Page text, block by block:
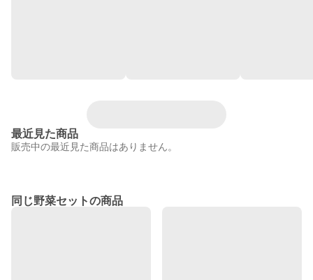
最近見た商品
販売中の最近見た商品はありません。
同じ野菜セットの商品